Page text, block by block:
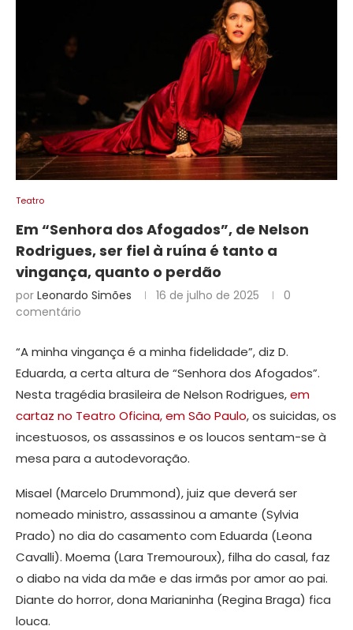
Teatro
Em “Senhora dos Afogados”, de Nelson
Rodrigues, ser fiel à ruína é tanto a
vingança, quanto o perdão
por Leonardo Simões 16 de julho de 2025
0
comentário
“A minha vingança é a minha fidelidade”, diz D.
Eduarda, a certa altura de “Senhora dos Afogados”.
Nesta tragédia brasileira de Nelson Rodrigues,em
cartaz no Teatro Oficina, em São Paulo, os suicidas, os
incestuosos, os assassinos e os loucos sentam-se à
mesa para a autodevoração.
Misael (Marcelo Drummond), juiz que deverá ser
nomeado ministro, assassinou a amante (Sylvia
Prado) no dia do casamento com Eduarda (Leona
Cavalli). Moema (Lara Tremouroux), filha do casal, faz
o diabo na vida da mãe e das irmãs por amor ao pai.
Diante do horror, dona Marianinha (Regina Braga) fica
louca.